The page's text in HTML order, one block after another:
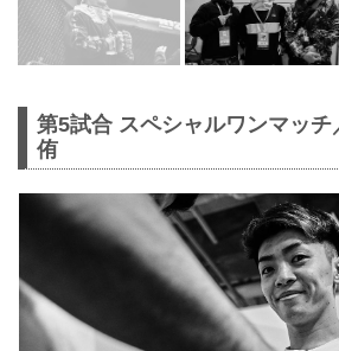
第5試合 スペシャルワンマッ
侑